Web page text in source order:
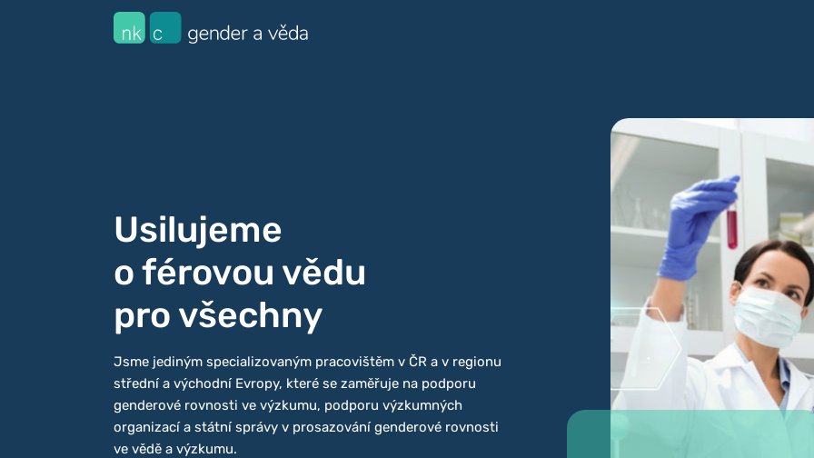
Usilujeme
o férovou vědu
pro všechny
Jsme jediným specializovaným pracovištěm v ČR a v regionu
střední a východní Evropy, které se zaměřuje na podporu
genderové rovnosti ve výzkumu, podporu výzkumných
organizací a státní správy v prosazování genderové rovnosti
ve vědě a výzkumu.